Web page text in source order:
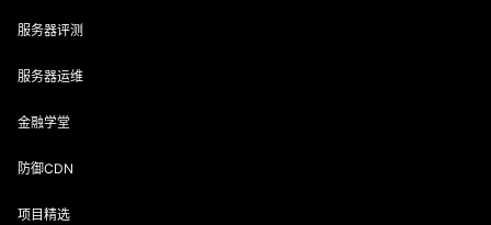
服务器评测
服务器运维
金融学堂
防御CDN
项目精选